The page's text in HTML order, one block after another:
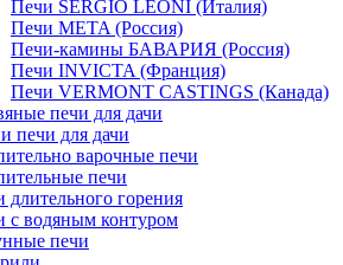
Печи SERGIO LEONI (Италия)
Печи META (Россия)
Печи-камины БАВАРИЯ (Россия)
Печи INVICTA (Франция)
Печи VERMONT CASTINGS (Канада)
печи для дачи
печи для дачи
варочные печи
печи
длительного горения
с водяным контуром
печи